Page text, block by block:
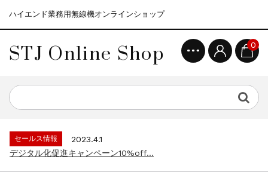
ハイエンド業務用無線機オンラインショップ
STJ Online Shop 0
モトローラ無線機本体キャンペーン15%o...
セールス情報
2023.4.10
セールス情報
2023.4.1
デジタル化促進キャンペーン10%off...